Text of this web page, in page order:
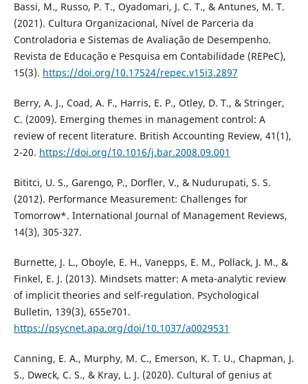
Bassi, M., Russo, P. T., Oyadomari, J. C. T., & Antunes, M. T.
(2021). Cultura Organizacional, Nível de Parceria da
Controladoria e Sistemas de Avaliação de Desempenho.
Revista de Educação e Pesquisa em Contabilidade (REPeC),
15(3). https://doi.org/10.17524/repec.v15i3.2897
Berry, A. J., Coad, A. F., Harris, E. P., Otley, D. T., & Stringer,
C. (2009). Emerging themes in management control: A
review of recent literature. British Accounting Review, 41(1),
2-20. https://doi.org/10.1016/j.bar.2008.09.001
Bititci, U. S., Garengo, P., Dorfler, V., & Nudurupati, S. S.
(2012). Performance Measurement: Challenges for
Tomorrow*. International Journal of Management Reviews,
14(3), 305-327.
Burnette, J. L., Oboyle, E. H., Vanepps, E. M., Pollack, J. M., &
Finkel, E. J. (2013). Mindsets matter: A meta-analytic review
of implicit theories and self-regulation. Psychological
Bulletin, 139(3), 655e701.
https://psycnet.apa.org/doi/10.1037/a0029531
Canning, E. A., Murphy, M. C., Emerson, K. T. U., Chapman, J.
S., Dweck, C. S., & Kray, L. J. (2020). Cultural of genius at